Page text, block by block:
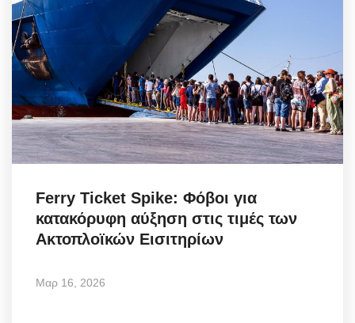
Ferry Ticket Spike: Φόβοι για
κατακόρυφη αύξηση στις τιμές των
Ακτοπλοϊκών Εισιτηρίων
Μαρ 16, 2026